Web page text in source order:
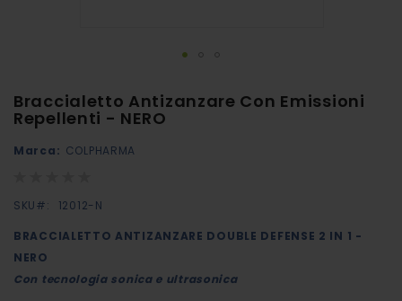
Braccialetto Antizanzare Con Emissioni
Repellenti - NERO
Marca: COLPHARMA
SKU
12012-N
BRACCIALETTO ANTIZANZARE DOUBLE DEFENSE 2 IN 1 -
NERO
Con tecnologia sonica e ultrasonica